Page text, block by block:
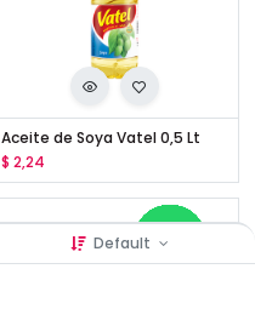
Default
Aceite de Soya Vatel 0,5 Lt
$ 2,24